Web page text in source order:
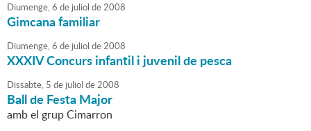
Diumenge,6 de juliol de2008
Gimcana familiar
Diumenge,6 de juliol de2008
XXXIV Concurs infantil i juvenil de pesca
Dissabte, 5 de juliol de2008
Ball de Festa Major
amb el grup Cimarron